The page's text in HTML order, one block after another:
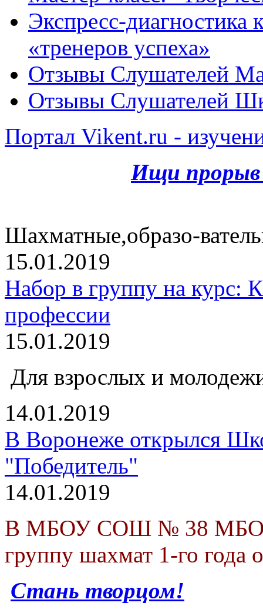
Экспресс-диагностика
«тренеров успеха»
Отзывы Слушателей
Отзывы Слушателей
Портал Vikent.ru -
Ищи прорыв
Шахматные,образо-
15.01.2019
Набор в группу на курс:
профессии
15.01.2019
Для взрослых и
14.01.2019
В Воронеже открылся
"Победитель"
14.01.2019
В МБОУ СОШ № 38 МБОУ
группу шахмат 1-го года
Стань творцом!